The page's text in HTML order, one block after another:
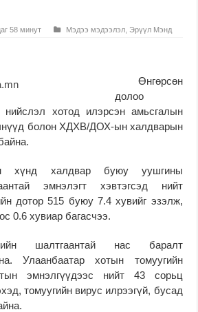
58 минут Мэдээ мэдээлэл Эрүүл Мэнд
Өнгөрсөн
долоо
нийслэл хотод илэрсэн амьсгалын
болон ХДХВ/ДОХ-ын халдварын
хүнд халдвар буюу уушгины
эмнэлэгт хэвтэгсэд нийт
дотор 515 буюу 7.4 хувийг эзэлж,
0.6 хувиар багасчээ.
шалтгаантай нас баралт
Улаанбаатар хотын томуугийн
эмнэлгүүдээс нийт 43 сорьц
томуугийн вирус илрээгүй, бусад